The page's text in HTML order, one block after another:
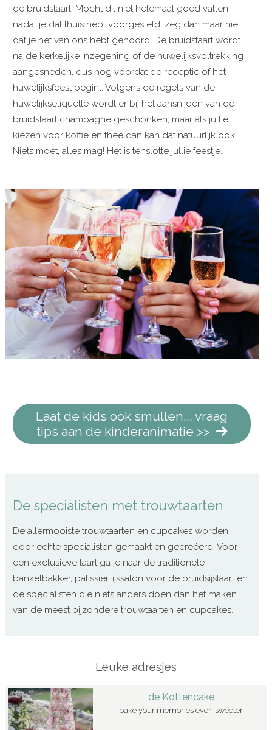
de bruidstaart. Mocht dit niet helemaal goed vallen
nadat je dat thuis hebt voorgesteld, zeg dan maar niet
dat je het van ons hebt gehoord! De bruidstaart wordt
na de kerkelijke inzegening of de huwelijksvoltrekking
aangesneden, dus nog voordat de receptie of het
huwelijksfeest begint. Volgens de regels van de
huwelijksetiquette wordt er bij het aansnijden van de
bruidstaart champagne geschonken, maar als jullie
kiezen voor koffie en thee dan kan dat natuurlijk ook.
Niets moet, alles mag! Het is tenslotte jullie feestje.
Laat de kids ook smullen... vraag
tips aan de kinderanimatie >>
De specialisten met trouwtaarten
De allermooiste trouwtaarten en cupcakes worden
door echte specialisten gemaakt en gecreëerd. Voor
een exclusieve taart ga je naar de traditionele
banketbakker, patissier, ijssalon voor de bruidsijstaart en
de specialisten die niets anders doen dan het maken
van de meest bijzondere trouwtaarten en cupcakes.
Leuke adresjes
de Kottencake
bake your memories even sweeter